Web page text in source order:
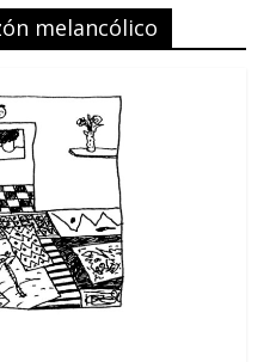
melancólico